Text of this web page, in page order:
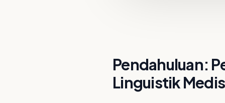
Pendahuluan:
Linguistik